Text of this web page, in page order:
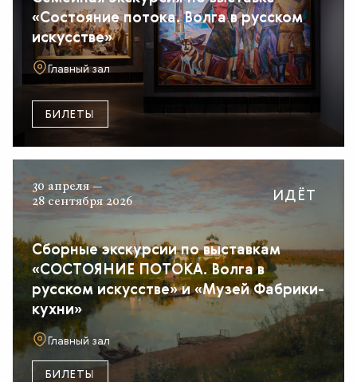
«Состояние потока. Волга в русском
искусстве»
Главный зал
БИЛЕТЫ
30 апреля —
28 сентября 2026
Сборные экскурсии по выставкам
«СОСТОЯНИЕ ПОТОКА. Волга в
русском искусстве» и «Музей Фабрики-
кухни»
Главный зал
ИДЁТ
БИЛЕТЫ